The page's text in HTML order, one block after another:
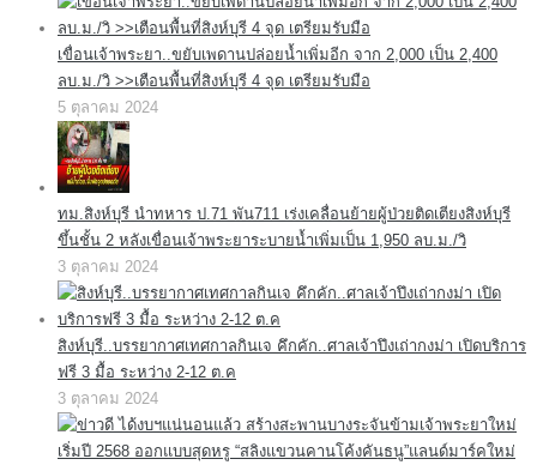
เขื่อนเจ้าพระยา..ขยับเพดานปล่อยน้ำเพิ่มอีก จาก 2,000 เป็น 2,400
ลบ.ม./วิ >>เตือนพื้นที่สิงห์บุรี 4 จุด เตรียมรับมือ
5 ตุลาคม 2024
ทม.สิงห์บุรี นำทหาร ป.71 พัน711 เร่งเคลื่อนย้ายผู้ป่วยติดเตียงสิงห์บุรี
ขึ้นชั้น 2 หลังเขื่อนเจ้าพระยาระบายน้ำเพิ่มเป็น 1,950 ลบ.ม./วิ
3 ตุลาคม 2024
สิงห์บุรี..บรรยากาศเทศกาลกินเจ คึกคัก..ศาลเจ้าปึงเถ่ากงม่า เปิดบริการ
ฟรี 3 มื้อ ระหว่าง 2-12 ต.ค
3 ตุลาคม 2024